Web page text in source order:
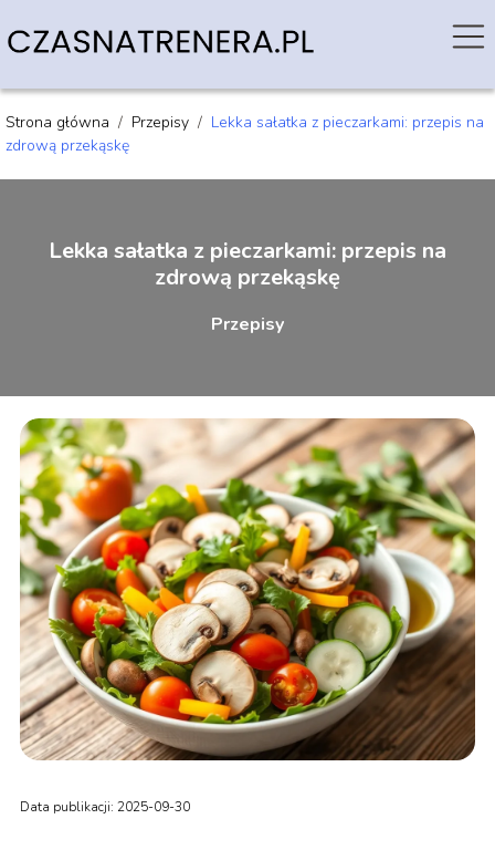
Strona główna / Przepisy / Lekka sałatka z pieczarkami: przepis na
zdrową przekąskę
Lekka sałatka z pieczarkami: przepis na
zdrową przekąskę
Przepisy
Data publikacji: 2025-09-30